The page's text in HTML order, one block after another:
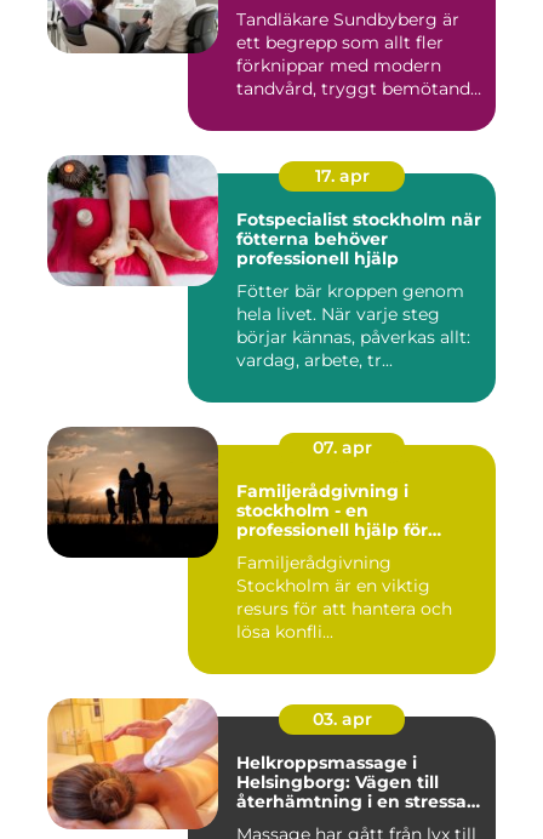
Tandläkare Sundbyberg är
ett begrepp som allt fler
förknippar med modern
tandvård, tryggt bemötande
17. apr
Fotspecialist stockholm när
fötterna behöver
professionell hjälp
Fötter bär kroppen genom
hela livet. När varje steg
börjar kännas, påverkas allt:
vardag, arbete, tr...
07. apr
Familjerådgivning i
stockholm - en
professionell hjälp för
Familjerådgivning
Stockholm är en viktig
resurs för att hantera och
lösa konfli...
03. apr
Helkroppsmassage i
Helsingborg: Vägen till
återhämtning i en stressad
Massage har gått från lyx till